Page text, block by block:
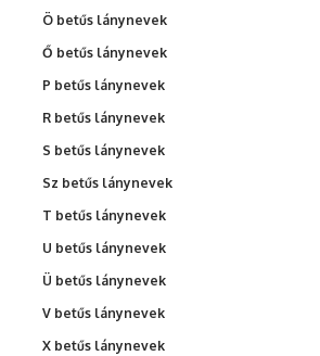
Ö betűs lánynevek
Ő betűs lánynevek
P betűs lánynevek
R betűs lánynevek
S betűs lánynevek
Sz betűs lánynevek
T betűs lánynevek
U betűs lánynevek
Ü betűs lánynevek
V betűs lánynevek
X betűs lánynevek